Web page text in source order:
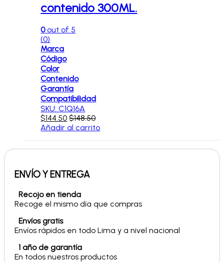
contenido 300ML.
0out of 5
(0)
Marca
Código
Color
Contenido
Garantía
Compatibilidad
SKU: C1Q16A
$144.50 $148.50
Añadir al carrito
ENVÍO Y ENTREGA
Recojo en tienda
Recoge el mismo día que compras
Envíos gratis
Envíos rápidos en todo Lima y a nivel nacional
1 año de garantía
En todos nuestros productos